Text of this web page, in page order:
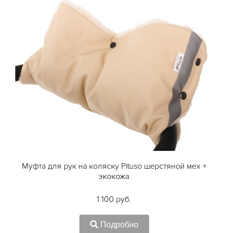
Муфта для рук на коляску Pituso шерстяной мех +
экокожа
1 100 руб.
Подробно